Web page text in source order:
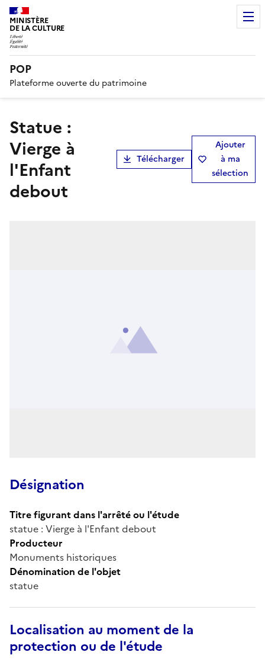
MINISTÈRE
DE LA CULTURE
POP
Plateforme ouverte du patrimoine
statue :
Vierge à
l'Enfant
debout
Télécharger
Ajouter
à ma
sélection
Désignation
Titre figurant dans l'arrêté ou l'étude
statue : Vierge à l'Enfant debout
Producteur
Monuments historiques
Dénomination de l'objet
statue
Localisation au moment de la
protection ou de l'étude